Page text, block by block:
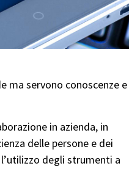
ma servono conoscenze e
in azienda, in
delle persone e dei
degli strumenti a